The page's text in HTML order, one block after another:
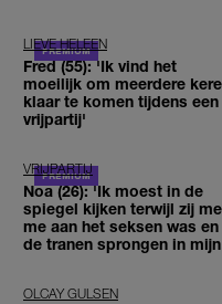
LIEVE HELEEN
Fred (55): 'Ik vind het
moeilijk om meerdere
klaar te komen tijdens een
vrijpartij'
VRIJPARTIJ
Noa (26): 'Ik moest in de
spiegel kijken terwijl zij
me aan het seksen was en
de tranen sprongen in mijn
OLCAY GULSEN